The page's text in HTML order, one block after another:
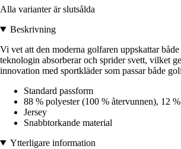
Alla varianter är slutsålda
Beskrivning
Vi vet att den moderna golfaren uppskattar
teknologin absorberar och sprider svett, vilket
innovation med sportkläder som passar både
Standard passform
88 % polyester (100 % återvunnen), 12 %
Jersey
Snabbtorkande material
Ytterligare information